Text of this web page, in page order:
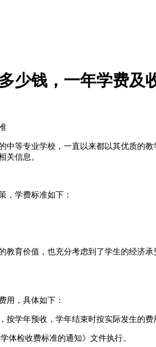
少钱，一年学费及
中等专业学校，一直以来都以其优质的
关信息。
，学费标准如下：
教育价值，也充分考虑到了学生的经济
用，具体如下：
学年预收，学年结束时按实际发生的
体检收费标准的通知》文件执行。